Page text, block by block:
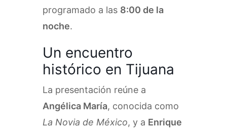
programado a las 8:00 de la
noche.
Un encuentro
histórico en Tijuana
La presentación reúne a
Angélica María, conocida como
La Novia de México, y a Enrique